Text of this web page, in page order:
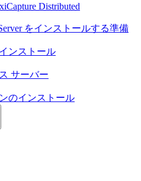
Distributed
をインストールする準備
ンストール
サーバー
のインストール